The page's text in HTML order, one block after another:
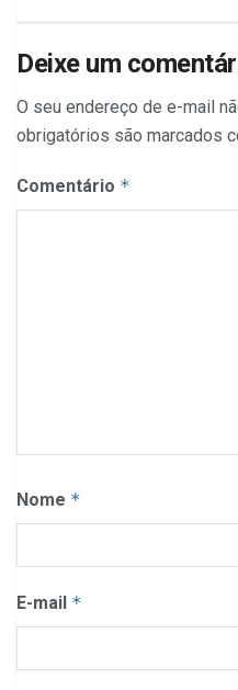
Deixe um
O seu endereço de e-mail
obrigatórios são marcados
Comentário *
Nome *
E-mail *